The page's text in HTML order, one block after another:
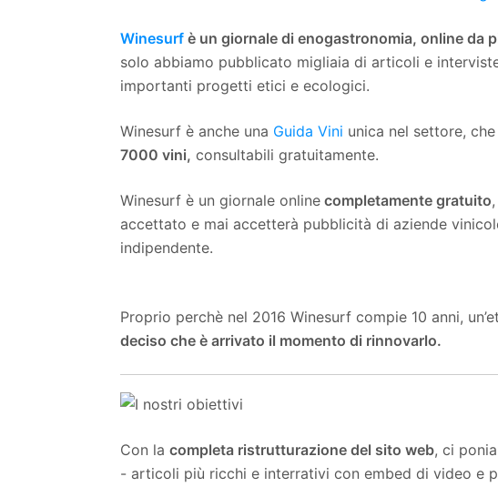
Winesurf è un giornale di enogastronomia, online da
solo abbiamo pubblicato migliaia di articoli e
importanti progetti etici e ecologici.
Winesurf è anche una Guida Vini unica nel settore,
7000 vini, consultabili gratuitamente.
Winesurf è un giornale online completamente gratuito
accettato e mai accetterà pubblicità di aziende
indipendente.
Proprio perchè nel 2016 Winesurf compie 10 anni,
deciso che è arrivato il momento di rinnovarlo.
Con la completa ristrutturazione del sito web, ci
- articoli più ricchi e interrativi con embed di video e